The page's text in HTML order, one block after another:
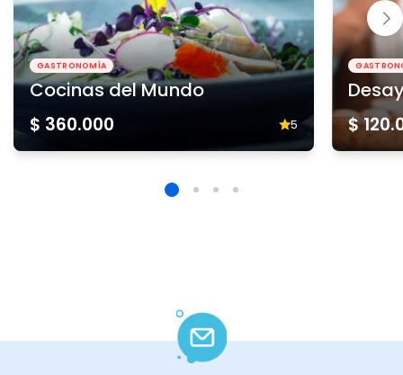
GASTRONOMÍA
Cocinas del Mundo
$ 360.000 5 $